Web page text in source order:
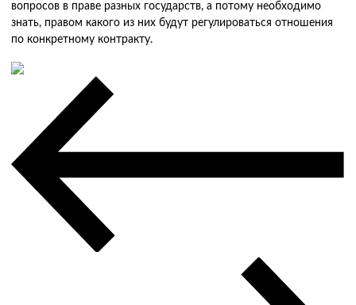
вопросов в праве разных государств, а потому необходимо
знать, правом какого из них будут регулироваться отношения
по конкретному контракту.